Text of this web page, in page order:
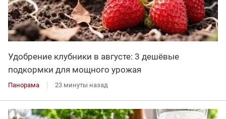
Удобрение клубники в августе: 3 дешёвые
подкормки для мощного урожая
Панорама 23 минуты назад